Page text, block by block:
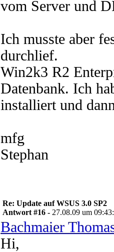
vom Server und
Ich musste aber
durchlief.
Win2k3 R2
Datenbank. Ich
installiert und
mfg
Stephan
Re: Update auf WSUS 3.0 SP2
Antwort #16 - 27.08.09 um
Bachmaier
Hi,